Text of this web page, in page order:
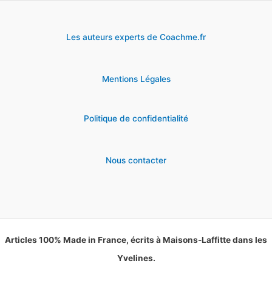
Les auteurs experts de Coachme.fr
Mentions Légales
Politique de confidentialité
Nous contacter
Articles 100% Made in France, écrits à Maisons-Laffitte dans les
Yvelines.